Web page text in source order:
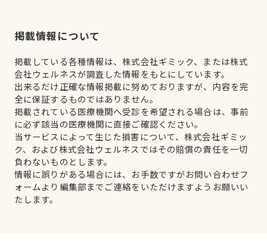
掲載情報について
掲載している各種情報は、株式会社ギミック、または株式
会社ウェルネスが調査した情報をもとにしています。
出来るだけ正確な情報掲載に努めておりますが、内容を完
全に保証するものではありません。
掲載されている医療機関へ受診を希望される場合は、事前
に必ず該当の医療機関に直接ご確認ください。
当サービスによって生じた損害について、株式会社ギミッ
ク、および株式会社ウェルネスではその賠償の責任を一切
負わないものとします。
情報に誤りがある場合には、お手数ですがお問い合わせフ
ォームより編集部までご連絡をいただけますようお願いい
たします。